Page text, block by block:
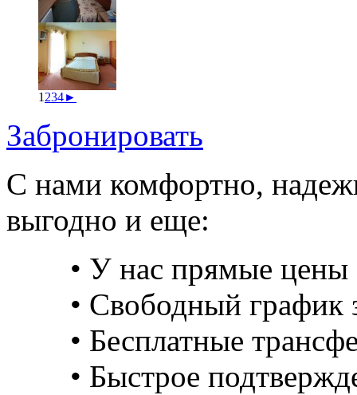
1 234►
Забронировать
С нами комфортно,
выгодно и еще:
• У нас прямые цены
• Свободный график
• Бесплатные
• Быстрое